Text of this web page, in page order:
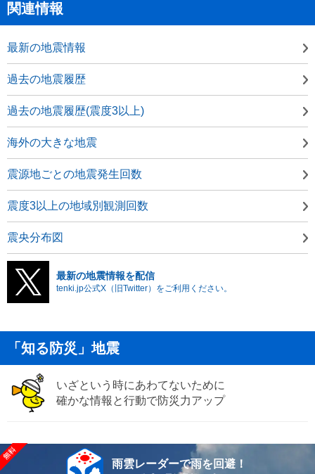
関連情報
最新の地震情報
過去の地震履歴
過去の地震履歴(震度3以上)
海外の大きな地震
震源地ごとの地震発生回数
震度3以上の地域別観測回数
震央分布図
最新の地震情報を配信
tenki.jp公式X（旧Twitter）をご利用ください。
「知る防災」地震
いざという時にあわてないために
確かな情報と行動で防災力アップ
雨雲レーダーで雨を回避！